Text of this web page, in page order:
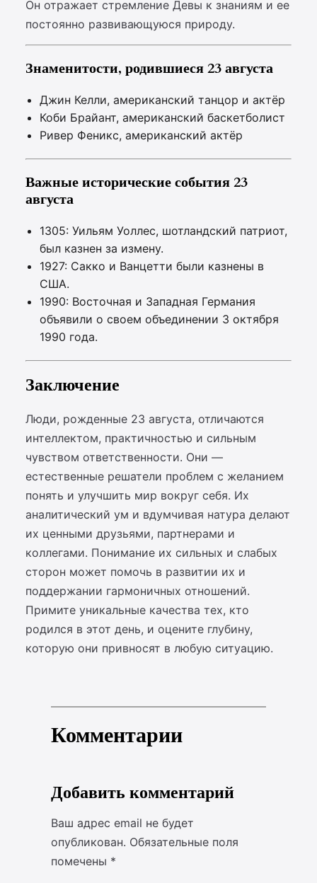
Он отражает стремление Девы к знаниям и ее
постоянно развивающуюся природу.
Знаменитости, родившиеся 23 августа
Джин Келли, американский танцор и актёр
Коби Брайант, американский баскетболист
Ривер Феникс, американский актёр
Важные исторические события 23
августа
1305: Уильям Уоллес, шотландский патриот,
был казнен за измену.
1927: Сакко и Ванцетти были казнены в
США.
1990: Восточная и Западная Германия
объявили о своем объединении 3 октября
1990 года.
Заключение
Люди, рожденные 23 августа, отличаются
интеллектом, практичностью и сильным
чувством ответственности. Они —
естественные решатели проблем с желанием
понять и улучшить мир вокруг себя. Их
аналитический ум и вдумчивая натура делают
их ценными друзьями, партнерами и
коллегами. Понимание их сильных и слабых
сторон может помочь в развитии их и
поддержании гармоничных отношений.
Примите уникальные качества тех, кто
родился в этот день, и оцените глубину,
которую они привносят в любую ситуацию.
Комментарии
Добавить комментарий
Ваш адрес email не будет
опубликован. Обязательные поля
помечены *